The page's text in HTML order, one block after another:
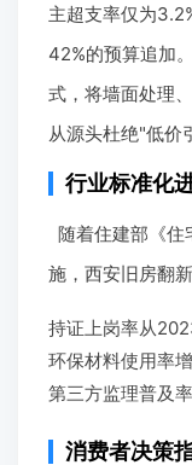
主超支率仅为
42%的预算追加
式，将墙面处理
从源头杜绝"低价
行业标准化
随着住建部《住
施，西安旧房翻
持证上岗率从
环保材料使用率
第三方监理普及
消费者决策